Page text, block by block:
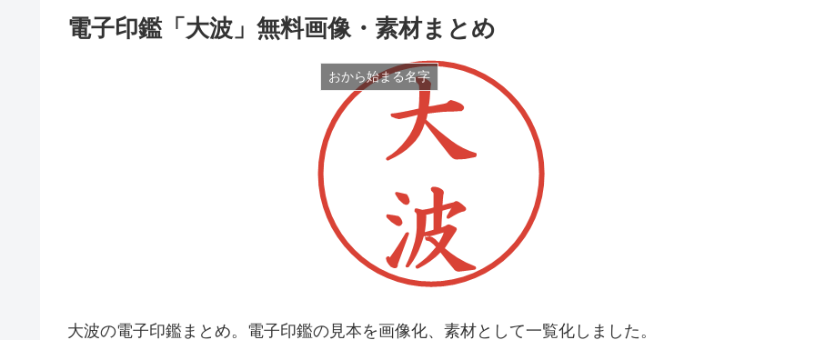
電子印鑑「大波」無料画像・素材まとめ
おから始まる名字
大波の電子印鑑まとめ。電子印鑑の見本を画像化、素材として一覧化しました。